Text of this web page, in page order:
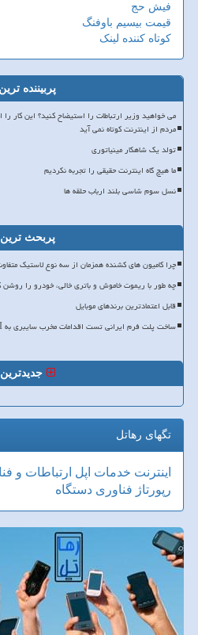
فیش حج
قیمت بیسیم باوفنگ
کوتاه کننده لینک
پربیننده
می خواهید وزیر ارتباطات را استیضاح کنید؟ این کار را
مردم از اینترنت کوتاه نمی آید
تولد یک شاهکار مینیاتوری
ما هیچ گاه اینترنت حقیقی را تجربه نکردیم
نسل سوم شاسی بلند ارباب حلقه ها
پربحث ترین
چرا کامیون های کشنده همزمان از سه نوع لاستیک
چه طور با ریموت خاموش و باتری خالی، خودرو را روشن
قابل اعتمادترین برندهای موبایل
ساخت پلت فرم ایرانی تست اقدامات مخرب سایبری به AI
تگهای رهاتل
اینترنت خدمات اپل ارتباطات و
رپورتاژ فناوری دستگاه